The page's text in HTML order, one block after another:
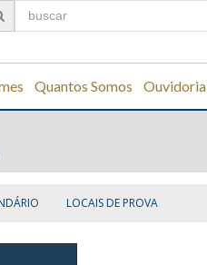
Quantos Somos Ouvidoria
LOCAIS DE PROVA